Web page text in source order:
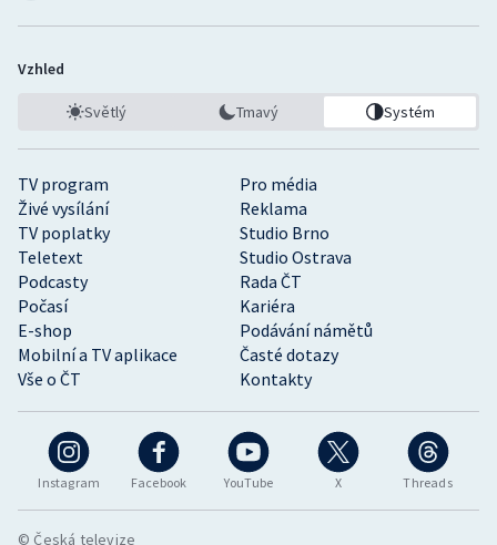
Instagram Facebook YouTube X Threads
TV program
Pro média
Živé vysílání
Reklama
TV poplatky
Studio Brno
Teletext
Studio Ostrava
Podcasty
Rada ČT
Počasí
Kariéra
E-shop
Podávání námětů
Mobilní a TV aplikace
Časté dotazy
Vše o ČT
Kontakty
Vzhled
Světlý Tmavý Systém
© Česká televize